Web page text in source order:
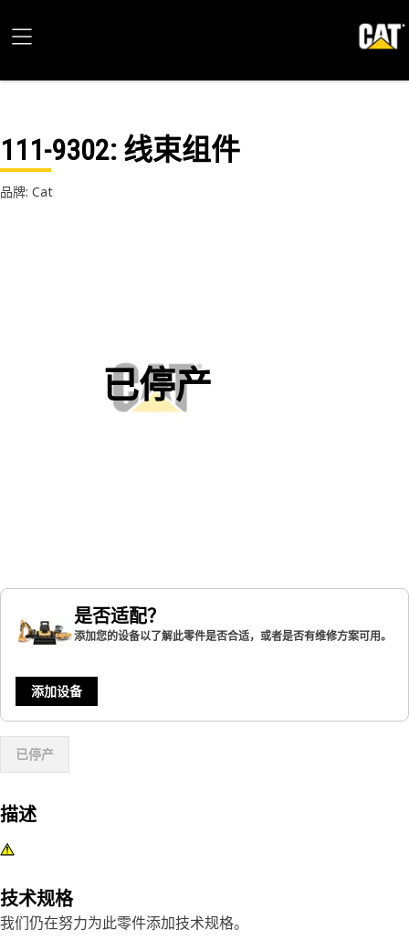
111-9302: 线束组件
品牌: Cat
已停产
是否适配？
添加您的设备以了解此零件是否合适，或者是否有维修方案可用。
添加设备
已停产
描述
技术规格
我们仍在努力为此零件添加技术规格。